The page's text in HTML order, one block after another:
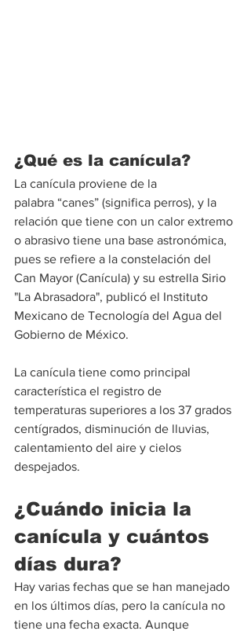
¿Qué es la canícula?
La canícula proviene de la
palabra “canes” (significa perros), y la
relación que tiene con un calor extremo
o abrasivo tiene una base astronómica,
pues se refiere a la constelación del
Can Mayor (Canícula) y su estrella Sirio
"La Abrasadora", publicó el Instituto
Mexicano de Tecnología del Agua del
Gobierno de México.
La canícula tiene como principal
característica el registro de
temperaturas superiores a los 37 grados
centígrados, disminución de lluvias,
calentamiento del aire y cielos
despejados.
¿Cuándo inicia la
canícula y cuántos
días dura?
Hay varias fechas que se han manejado
en los últimos días, pero la canícula no
tiene una fecha exacta. Aunque